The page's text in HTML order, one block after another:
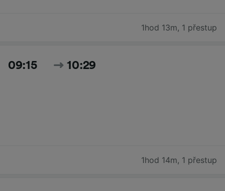
1hod 13m, 1 přestup
09:15 10:29
1hod 14m, 1 přestup